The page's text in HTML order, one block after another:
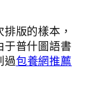
版的樣本，
普什圖語書
過包養網推薦